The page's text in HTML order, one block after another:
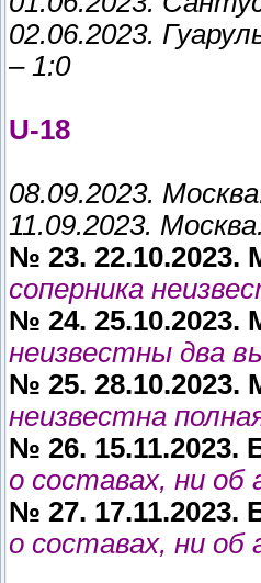
02.06.2023.
– 1:0
U-18
08.09.2023.
11.09.2023.
№ 23. 22.10.2023.
соперника
№ 24. 25.10.2023.
неизвестны два
№ 25. 28.10.2023.
неизвестна
№ 26. 15.11.2023.
о составах, ни об
№ 27. 17.11.2023.
о составах, ни об